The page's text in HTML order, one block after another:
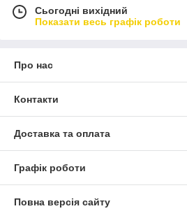
Сьогодні вихідний
Показати весь графік роботи
Про нас
Контакти
Доставка та оплата
Графік роботи
Повна версія сайту